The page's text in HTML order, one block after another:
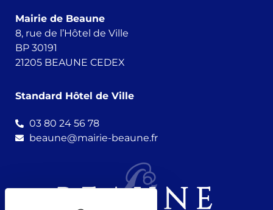
Mairie de Beaune
8, rue de l’Hôtel de Ville
BP 30191
21205 BEAUNE CEDEX
Standard Hôtel de Ville
03 80 24 56 78
beaune@mairie-beaune.fr